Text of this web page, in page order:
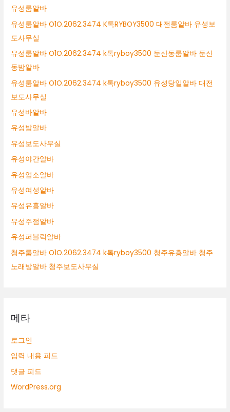
유성룸알바
유성룸알바 O1O.2062.3474 K톡RYBOY3500 대전룸알바 유성보
도사무실
유성룸알바 O1O.2062.3474 k톡ryboy3500 둔산동룸알바 둔산
동밤알바
유성룸알바 O1O.2062.3474 k톡ryboy3500 유성당일알바 대전
보도사무실
유성바알바
유성밤알바
유성보도사무실
유성야간알바
유성업소알바
유성여성알바
유성유흥알바
유성주점알바
유성퍼블릭알바
청주룸알바 O1O.2062.3474 k톡ryboy3500 청주유흥알바 청주
노래방알바 청주보도사무실
메타
로그인
입력 내용 피드
댓글 피드
WordPress.org